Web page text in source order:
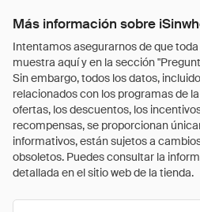
Más información sobre
Intentamos asegurarnos de que
muestra aquí y en la sección
Sin embargo, todos los datos,
relacionados con los programas de
ofertas, los descuentos, los
recompensas, se proporcionan
informativos, están sujetos a
obsoletos. Puedes consultar la
detallada en el sitio web de la tienda.